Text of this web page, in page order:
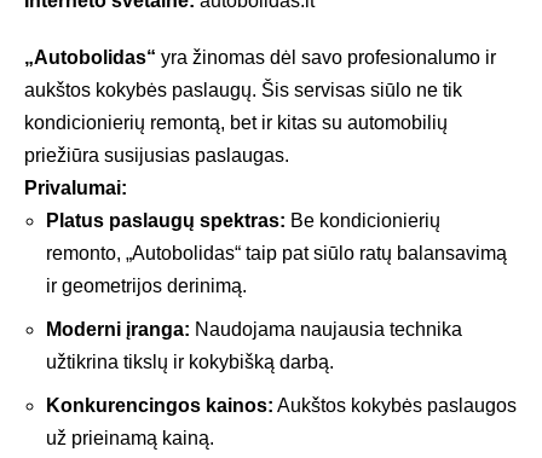
„Autobolidas“ yra žinomas dėl savo profesionalumo ir
aukštos kokybės paslaugų. Šis servisas siūlo ne tik
kondicionierių remontą, bet ir kitas su automobilių
priežiūra susijusias paslaugas.
Privalumai:
Platus paslaugų spektras: Be kondicionierių
remonto, „Autobolidas“ taip pat siūlo ratų balansavimą
ir geometrijos derinimą.
Moderni įranga: Naudojama naujausia technika
užtikrina tikslų ir kokybišką darbą.
Konkurencingos kainos: Aukštos kokybės paslaugos
už prieinamą kainą.